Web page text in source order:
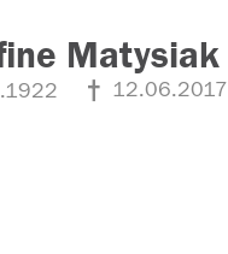
Matysiak
12.06.2017